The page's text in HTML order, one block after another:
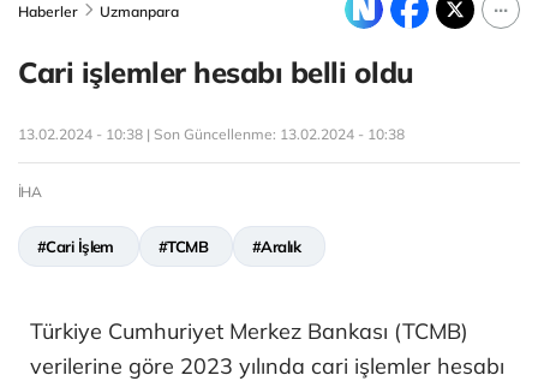
Haberler Uzmanpara
Cari işlemler hesabı belli oldu
13.02.2024 - 10:38 | Son Güncellenme: 13.02.2024 - 10:38
İHA
#Cari İşlem #TCMB #Aralık
Türkiye Cumhuriyet Merkez Bankası (TCMB)
verilerine göre 2023 yılında cari işlemler hesabı